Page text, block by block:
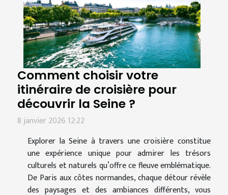
Comment choisir votre
itinéraire de croisière pour
découvrir la Seine ?
8 janvier 2026 12:22
Explorer la Seine à travers une croisière constitue
une expérience unique pour admirer les trésors
culturels et naturels qu’offre ce fleuve emblématique.
De Paris aux côtes normandes, chaque détour révèle
des paysages et des ambiances différents, vous